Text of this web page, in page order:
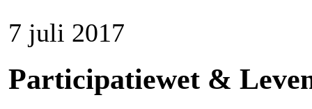
7 juli 2017
Participatiewet &